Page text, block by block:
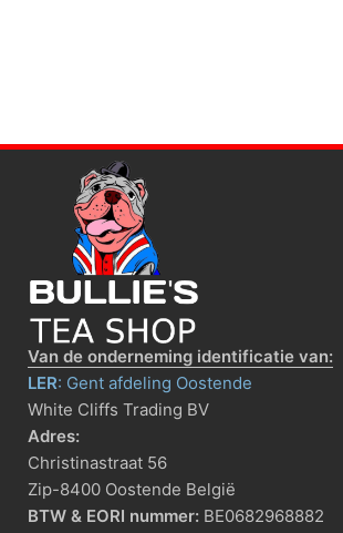
Van de onderneming identificatie van:
LER: Gent afdeling Oostende
White Cliffs Trading BV
Adres:
Christinastraat 56
Zip-8400 Oostende België
BTW & EORI nummer: BE0682968882